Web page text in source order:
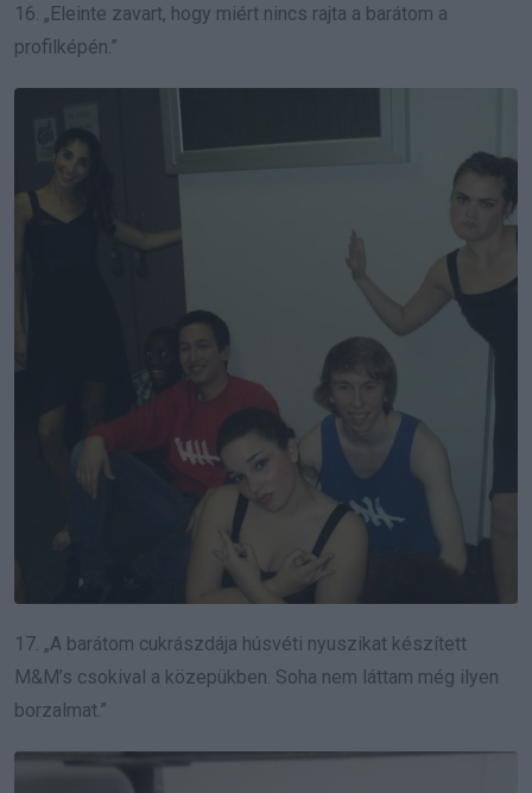
16. „Eleinte zavart, hogy miért nincs rajta a barátom a
profilképén.”
17. „A barátom cukrászdája húsvéti nyuszikat készített
M&M’s csokival a közepükben. Soha nem láttam még ilyen
borzalmat.”